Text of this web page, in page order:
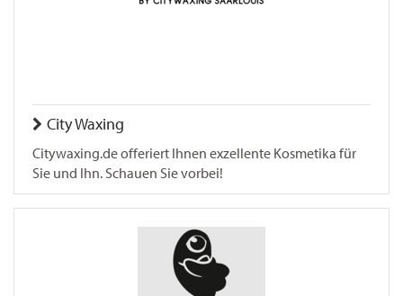
City Waxing
Citywaxing.de offeriert Ihnen exzellente Kosmetika für
Sie und Ihn. Schauen Sie vorbei!